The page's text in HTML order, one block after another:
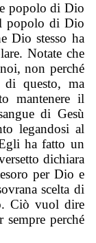
popolo di Dio
popolo di Dio
Dio stesso ha
Notate che
non perché
questo, ma
mantenere il
di Gesù
legandosi al
ha fatto un
dichiara
per Dio e
scelta di
Ciò vuol dire
perché